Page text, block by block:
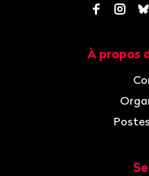
Facebook
À propos